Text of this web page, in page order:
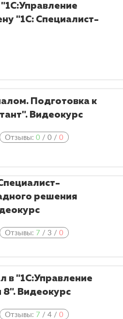
"1С: Специалист-
Подготовка к
Видеокурс
Отзывы: 0 / 0 / 0
решения
Отзывы: 7 / 3 / 0
в "1С:Управление
Видеокурс
Отзывы: 7 / 4 / 0